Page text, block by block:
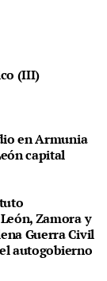
(III)
en Armunia
capital
Zamora y
Guerra Civil
autogobierno